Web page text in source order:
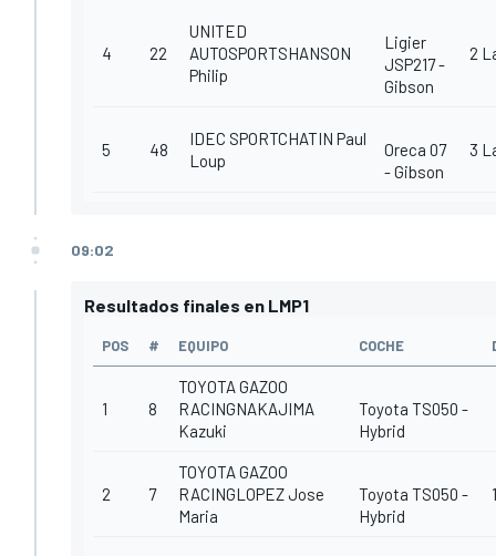
4 22
UNITED
AUTOSPORTSHANSON
Philip
Ligier
JSP217 -
Gibson
2
5 48
IDEC SPORTCHATIN Paul
Loup
Oreca 07
- Gibson
3
09:02
Resultados finales en LMP1
POS # EQUIPO COCHE
1 8
TOYOTA GAZOO
RACINGNAKAJIMA
Kazuki
Toyota TS050 -
Hybrid
2 7
TOYOTA GAZOO
RACINGLOPEZ Jose
Maria
Toyota TS050 -
Hybrid